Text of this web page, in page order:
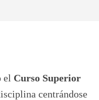
el Curso Superior
centrándose